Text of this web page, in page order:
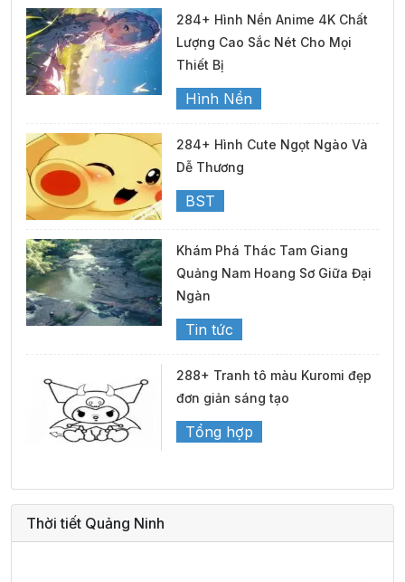
284+ Hình Nền Anime 4K Chất
Lượng Cao Sắc Nét Cho Mọi
Thiết Bị
Hình Nền
284+ Hình Cute Ngọt Ngào Và
Dễ Thương
BST
Khám Phá Thác Tam Giang
Quảng Nam Hoang Sơ Giữa Đại
Ngàn
Tin tức
288+ Tranh tô màu Kuromi đẹp
đơn giản sáng tạo
Tổng hợp
Thời tiết Quảng Ninh